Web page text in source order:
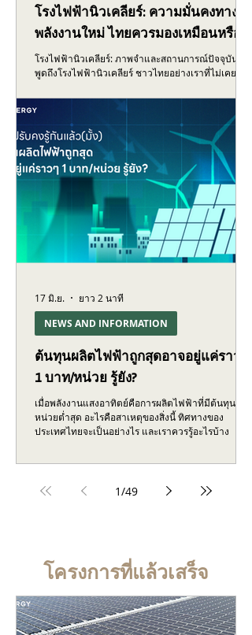
โรงไฟฟ้านิวเคลียร์: ความมั่นคงทาง
พลังงานใหม่ ไทยควรมองเหมือนหรือ
ต่าง?
โรงไฟฟ้านิวเคลียร์: ภาพจำและสถานการณ์ปัจจุบัน ถ้า
พูดถึงโรงไฟฟ้านิวเคลียร์ ชาวไทยอย่างเราที่ไม่เคยมี
ระเบิด ไม่ว่าจะที่เชอร์โนบิล ในยูเครน (ตอนนั้นเป็นส่วน
หนึ่งของสหภาพโซเวียต) ปี 1986 หรือที่ฟุกุชิมะประเทศ
ญี่ปุ่นในปี 2011 และภาพของโรงไฟฟ้านิวเคลียร์ในไทย
ก็อาจเป็นสิ่งที่น่ากลัวว่าถ้าสร้างไปแล้วจะเกิดอุบัติเหตุ
ขึ้น จริงๆ แล้ว เหตุการณ์ 2 ครั้งนั้นเป็นเหตุการณ์ใหญ่
เป็นอุบัติเหตุที่ร้ายแรงระดับโลกจึงเป็นที่จดจำ แต่ถ้าดู
ต้นทุนผลิตไฟฟ้าถูกสุดอาจอยู่แค่ราวๆ
1 บาท/หน่วย รู้ยัง?
เมื่อพลังงานแสงอาทิตย์คือการผลิตไฟฟ้าที่มีต้นทุนต่อ
หน่วยต่ำสุด อะไรคือสาเหตุของสิ่งนี้ ทิศทางของ
ประเทศไทยจะเป็นอย่างไร และเราควรรู้อะไรบ้าง
NEWS AND INFORMATION
17 มิ.ย. ยาว 2 นาที
1/49
โครงการที่แล้วเสร็จ